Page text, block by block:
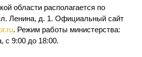
области располагается по
Ленина, д. 1. Официальный сайт
. Режим работы министерства:
с 9:00 до 18:00.